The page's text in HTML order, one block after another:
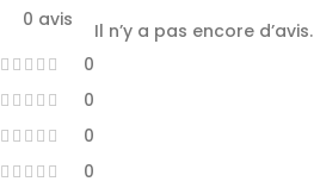
0 avis
0
0
0
0
Il n’y a pas encore d’avis.